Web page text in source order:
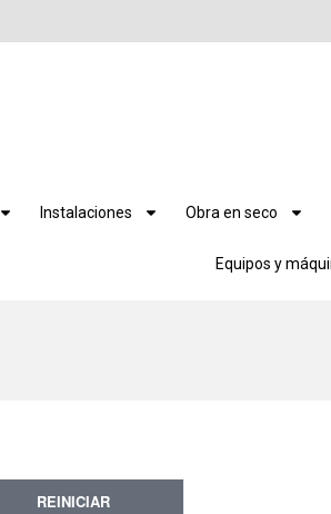
Instalaciones Obra en seco
Equipos y
REINICIAR